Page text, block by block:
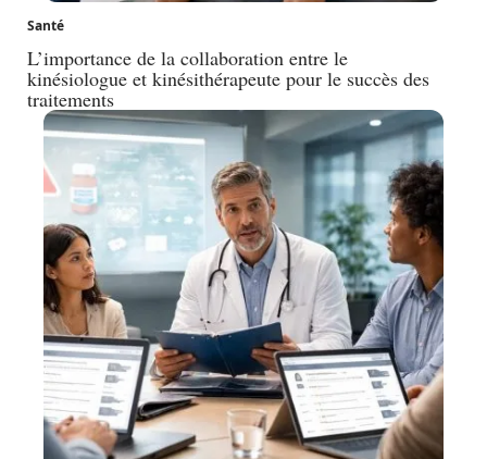
Santé
L’importance de la collaboration entre le
kinésiologue et kinésithérapeute pour le succès des
traitements